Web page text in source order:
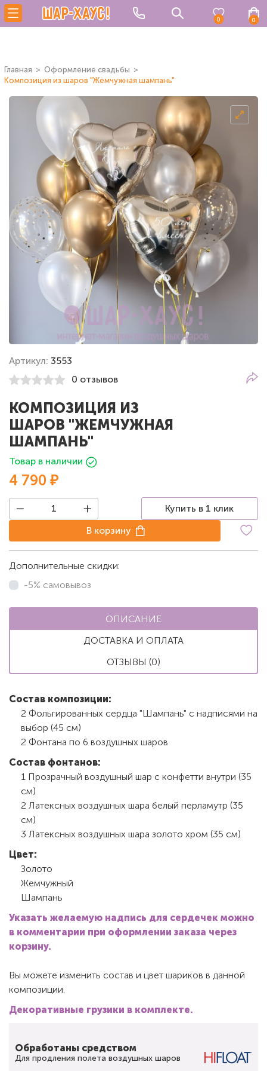
0 0
Главная
Оформление свадьбы
Композиция из шаров "Жемчужная шампань"
Артикул: 3553
0 отзывов
КОМПОЗИЦИЯ ИЗ
ШАРОВ "ЖЕМЧУЖНАЯ
ШАМПАНЬ"
Товар в наличии
4 790 ₽
Купить в 1 клик
В корзину
Дополнительные скидки:
-5% самовывоз
ОПИСАНИЕ
ДОСТАВКА И ОПЛАТА
ОТЗЫВЫ (0)
Состав композиции:
2 Фольгированных сердца "Шампань" с надписями на
выбор (45 см)
2 Фонтана по 6 воздушных шаров
Состав фонтанов:
1 Прозрачный воздушный шар с конфетти внутри (35
см)
2 Латексных воздушных шара белый перламутр (35
см)
3 Латексных воздушных шара золото хром (35 см)
Цвет:
Золото
Жемчужный
Шампань
Указать желаемую надпись для сердечек можно
в комментарии при оформлении заказа через
корзину.
Вы можете изменить состав и цвет шариков в данной
композиции.
Декоративные грузики в комплекте.
Обработаны средством
Для продления полета воздушных шаров